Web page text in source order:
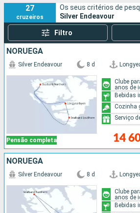
27
cruzeiros
Os seus critérios de
Silver Endeavour
Filtro
NORUEGA
Pensão completa
Silver Endeavour 8 d
14
Clube
anos de
Bebidas
Cozinha
Serviço
NORUEGA
Silver Endeavour 8 d
Clube
anos de
Bebidas